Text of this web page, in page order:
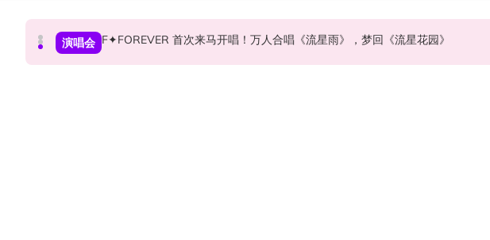
国际星闻 CORTIS MARTIN一开口就沦陷！深情演绎JANNABI歌曲获网友狂赞！
国际星闻 张员瑛频陷耍大牌争议！首度吐心声：真相终究会浮出水面！
演唱会 F✦FOREVER 首次来马开唱！万人合唱《流星雨》，梦回《流星花园》